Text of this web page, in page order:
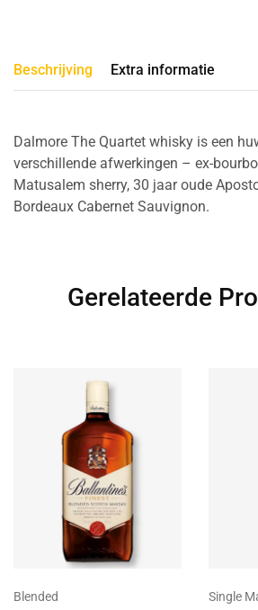
Beschrijving Extra informatie
Dalmore The Quartet whisky is een
verschillende afwerkingen – ex-
Matusalem sherry, 30 jaar oude
Bordeaux Cabernet Sauvignon.
Gerelateerde
Blended Single